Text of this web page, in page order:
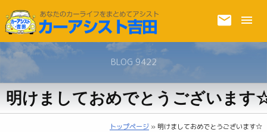
BLOG 9422
明けましておめでとうございます
トップページ » 明けましておめでとうございます☆